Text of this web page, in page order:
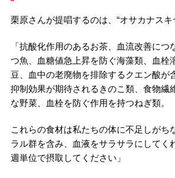
栗原さんが提唱するのは、“オサカナスキ
「抗酸化作用のあるお茶、血流改善につ
つ魚、血糖値急上昇を防ぐ海藻類、血栓
豆、血中の老廃物を排除するクエン酸が
抑制効果が期待されるきのこ類、食物繊
な野菜、血栓を防ぐ作用を持つねぎ類。
これらの食材は私たちの体に不足しがち
ラル群を含み、血液をサラサラにしてく
週単位で摂取してください」